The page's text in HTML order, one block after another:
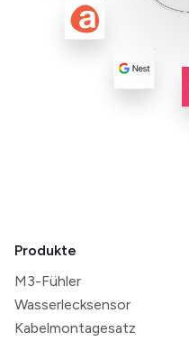
Produkte
M3-Fühler
Wasserlecksensor
Kabelmontagesatz